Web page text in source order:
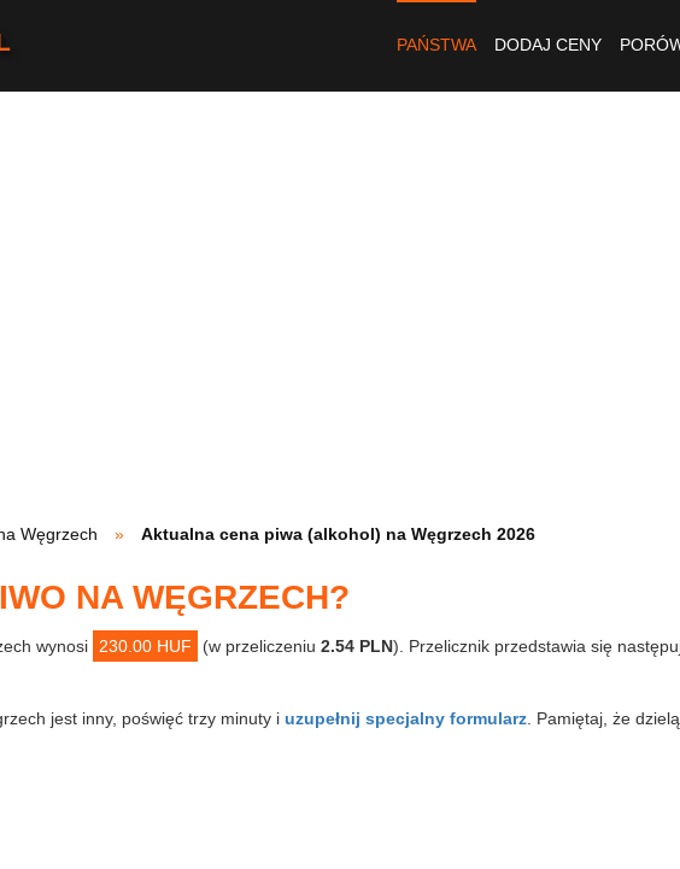
PAŃSTWA DODAJ CENY
Węgrzech Aktualna cena piwa (alkohol) na Węgrzech 2026
NA WĘGRZECH?
wynosi 230.00 HUF (w przeliczeniu 2.54 PLN). Przelicznik przedstawia się
jest inny, poświęć trzy minuty i uzupełnij specjalny formularz . Pamiętaj, że